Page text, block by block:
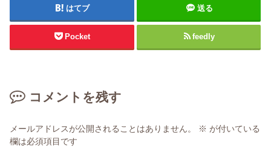
はてブ 送る
Pocket feedly
コメントを残す
メールアドレスが公開されることはありません。 ※ が付いている
欄は必須項目です